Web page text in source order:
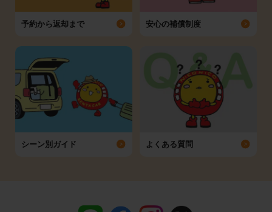
予約から返却まで 安心の補償制度
シーン別ガイド よくある質問